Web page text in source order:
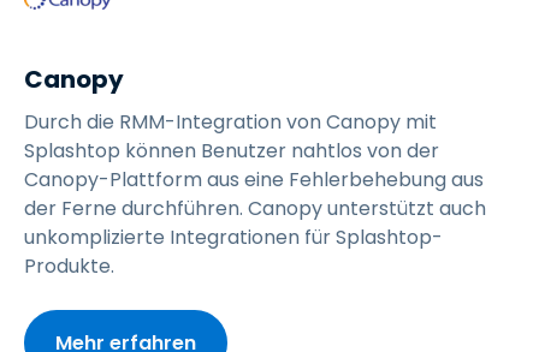
Canopy
Durch die RMM-Integration von Canopy mit
Splashtop können Benutzer nahtlos von der
Canopy-Plattform aus eine Fehlerbehebung aus
der Ferne durchführen. Canopy unterstützt auch
unkomplizierte Integrationen für Splashtop-
Produkte.
Mehr erfahren